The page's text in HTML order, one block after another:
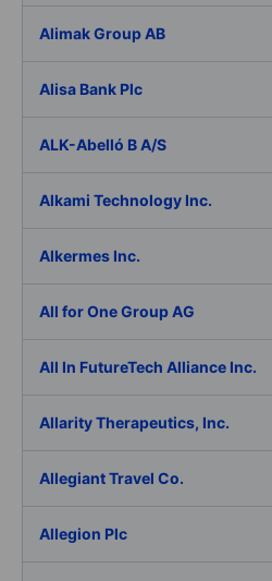
Alimak Group AB
Alisa Bank Plc
ALK-Abelló B A/S
Alkami Technology Inc.
Alkermes Inc.
All for One Group AG
All In FutureTech Alliance Inc.
Allarity Therapeutics, Inc.
Allegiant Travel Co.
Allegion Plc